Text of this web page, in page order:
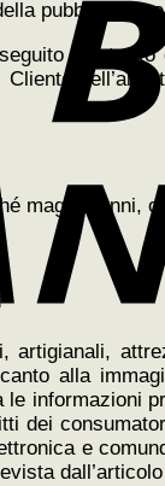
maggiorenni, o
alla
informazioni
dei
e